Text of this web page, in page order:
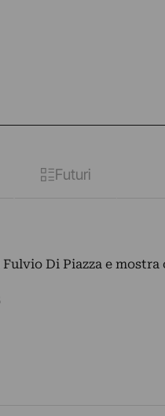
Futuri
Di Piazza e